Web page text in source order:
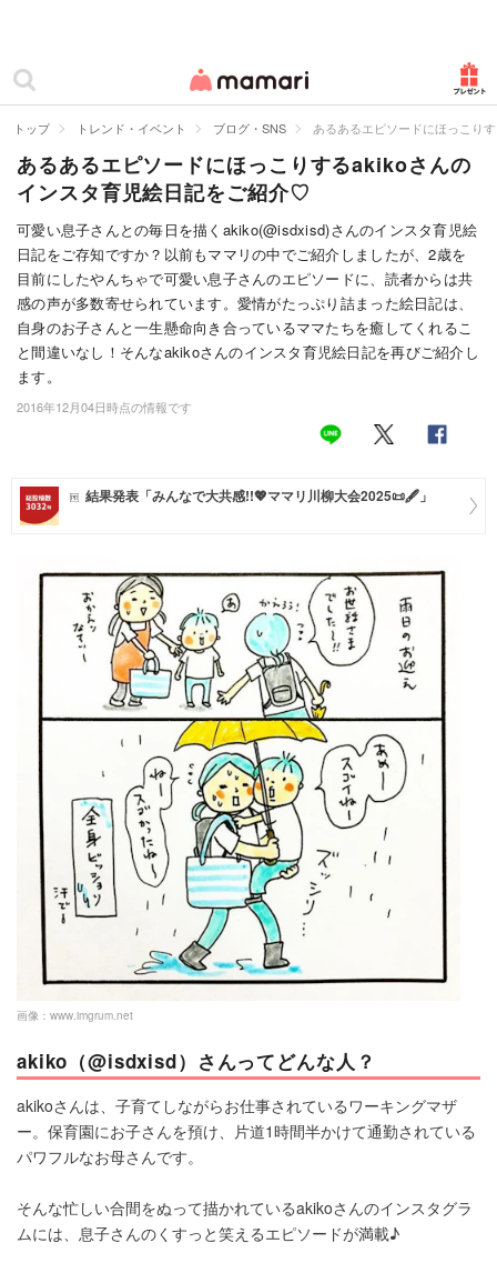
ママリ
カテゴリー一覧
妊娠
出産
赤ちゃん・育児
子育て・家族
病院
住まい
トレンド・イベント
トップ トレンド・イベント ブログ・SNS あるあるエピソードにほっこり
あるあるエピソードにほっこりするakikoさんの
インスタ育児絵日記をご紹介♡
可愛い息子さんとの毎日を描くakiko(@isdxisd)さんのインスタ育児絵
日記をご存知ですか？以前もママリの中でご紹介しましたが、2歳を
目前にしたやんちゃで可愛い息子さんのエピソードに、読者からは共
感の声が多数寄せられています。愛情がたっぷり詰まった絵日記は、
自身のお子さんと一生懸命向き合っているママたちを癒してくれるこ
と間違いなし！そんなakikoさんのインスタ育児絵日記を再びご紹介し
ます。
2016年12月04日時点の情報です
結果発表「みんなで大共感!!💖ママリ川柳大会2025📜🖋️」
画像： www.imgrum.net
akiko（@isdxisd）さんってどんな人？
akikoさんは、子育てしながらお仕事されているワーキングマザ
ー。保育園にお子さんを預け、片道1時間半かけて通勤されている
パワフルなお母さんです。
そんな忙しい合間をぬって描かれているakikoさんのインスタグラ
ムには、息子さんのくすっと笑えるエピソードが満載♪